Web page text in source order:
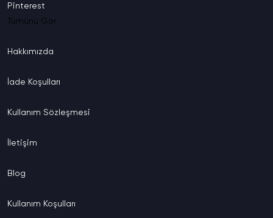
Pinterest
Tümünü Gör
Hakkımızda
İade Koşulları
Kullanım Sözleşmesi
İletişim
Blog
Kullanım Koşulları